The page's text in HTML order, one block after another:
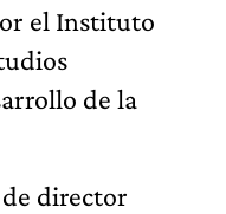
el Instituto
de la
director